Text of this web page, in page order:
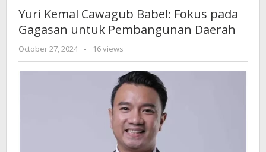
Babel:
Fokus
untuk
Pembangunan
Daerah
Yuri Kemal Cawagub Babel: Fokus pada
Gagasan untuk Pembangunan Daerah
October 27, 2024
by
Jurnalsiber
- 16 views